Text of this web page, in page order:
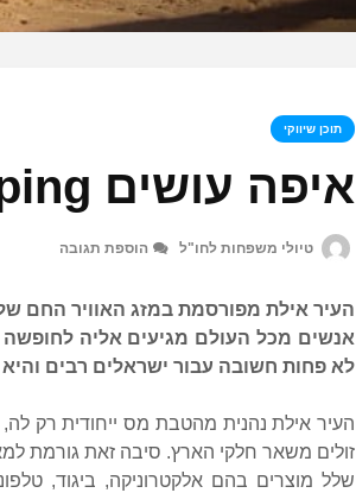
תוכן שיווקי
איפה עושים shopping באילת?
טיולי משפחות לחו"ל הוספת תגובה
העיר אילת מפורסמת במזג האוויר החם
אנשים מכל העולם מגיעים אליה
לא פחות חשובה עבור ישראלים רבים והיא
העיר אילת נהנית מהטבת מס ייחודית רק
זולים משאר חלקי הארץ. סיבה זאת גורמת
שלל מוצרים בהם אלקטרוניקה, ביגוד,